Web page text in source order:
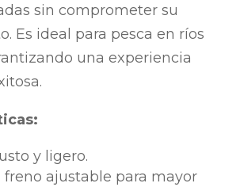
sin comprometer su
Es ideal para pesca en ríos
una experiencia
y ligero.
freno ajustable para mayor